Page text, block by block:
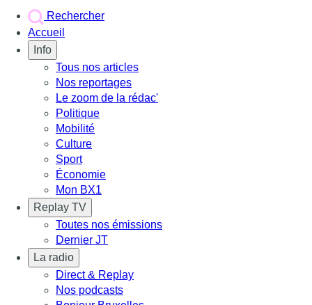
Rechercher
Accueil
Info
Tous nos articles
Nos reportages
Le zoom de la rédac'
Politique
Mobilité
Culture
Sport
Économie
Mon BX1
Replay TV
Toutes nos émissions
Dernier JT
La radio
Direct & Replay
Nos podcasts